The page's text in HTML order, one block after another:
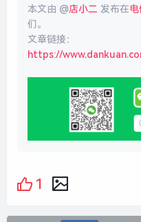
本文由 @店小二 发布在电
们。
文章链接：
https://
1